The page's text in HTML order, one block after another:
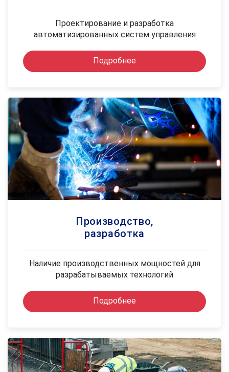
Проектирование и разработка
автоматизированных систем управления
Подробнее
Производство,
разработка
Наличие производственных мощностей для
разрабатываемых технологий
Подробнее